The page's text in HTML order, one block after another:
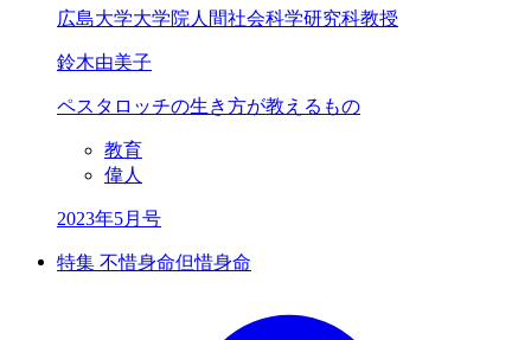
広島大学大学院人間社会科学研究科教授
鈴木由美子
ペスタロッチの生き方が教えるもの
教育
偉人
2023年5月号
特集 不惜身命但惜身命